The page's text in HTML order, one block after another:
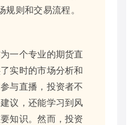
则和交易流程。
一个专业的期货直
实时的市场分析和
与直播，投资者不
议，还能学习到风
知识。然而，投资